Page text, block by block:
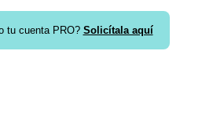
tu cuenta PRO? Solicítala aquí